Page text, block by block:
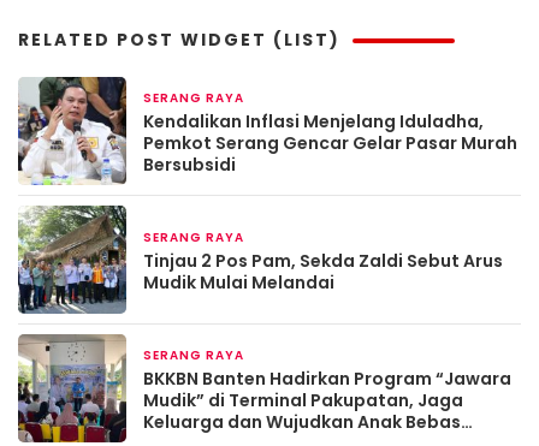
RELATED POST WIDGET (LIST)
SERANG RAYA
Kendalikan Inflasi Menjelang Iduladha,
Pemkot Serang Gencar Gelar Pasar Murah
Bersubsidi
SERANG RAYA
Tinjau 2 Pos Pam, Sekda Zaldi Sebut Arus
Mudik Mulai Melandai
SERANG RAYA
BKKBN Banten Hadirkan Program “Jawara
Mudik” di Terminal Pakupatan, Jaga
Keluarga dan Wujudkan Anak Bebas